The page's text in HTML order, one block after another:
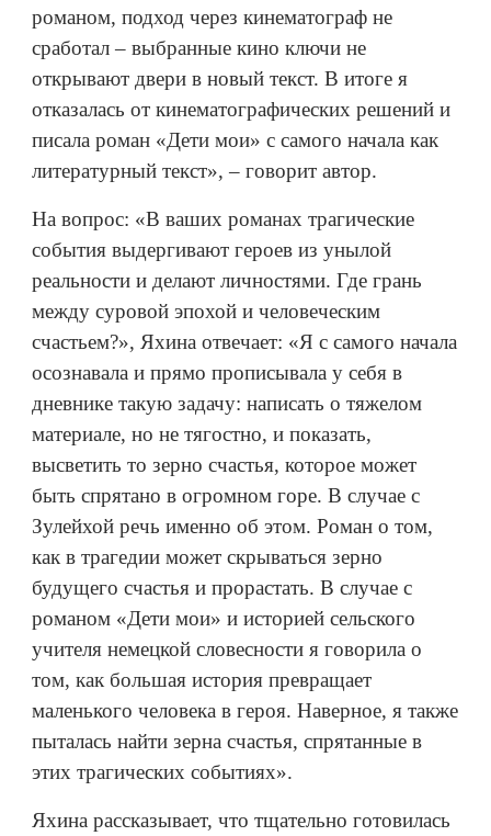
романом, подход через кинематограф не
сработал – выбранные кино ключи не
открывают двери в новый текст. В итоге я
отказалась от кинематографических решений и
писала роман «Дети мои» с самого начала как
литературный текст», – говорит автор.
На вопрос: «В ваших романах трагические
события выдергивают героев из унылой
реальности и делают личностями. Где грань
между суровой эпохой и человеческим
счастьем?», Яхина отвечает: «Я с самого начала
осознавала и прямо прописывала у себя в
дневнике такую задачу: написать о тяжелом
материале, но не тягостно, и показать,
высветить то зерно счастья, которое может
быть спрятано в огромном горе. В случае с
Зулейхой речь именно об этом. Роман о том,
как в трагедии может скрываться зерно
будущего счастья и прорастать. В случае с
романом «Дети мои» и историей сельского
учителя немецкой словесности я говорила о
том, как большая история превращает
маленького человека в героя. Наверное, я также
пыталась найти зерна счастья, спрятанные в
этих трагических событиях».
Яхина рассказывает, что тщательно готовилась